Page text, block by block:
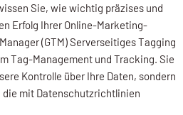
Sie, wie wichtig präzises und
Erfolg Ihrer Online-Marketing-
(GTM) Serverseitiges Tagging
Tag-Management und Tracking. Sie
Kontrolle über Ihre Daten, sondern
mit Datenschutzrichtlinien